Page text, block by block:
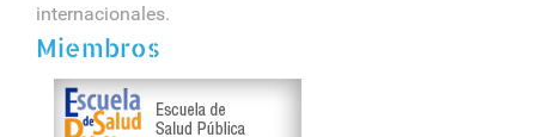
internacionales.
Miembros